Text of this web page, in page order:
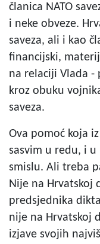
članica NATO
i neke obveze.
saveza, ali i kao
financijski,
na relaciji Vlada -
kroz obuku
saveza.
Ova pomoć koja
sasvim u redu, i
smislu. Ali treba
Nije na Hrvatskoj
predsjednika
nije na Hrvatskoj
izjave svojih